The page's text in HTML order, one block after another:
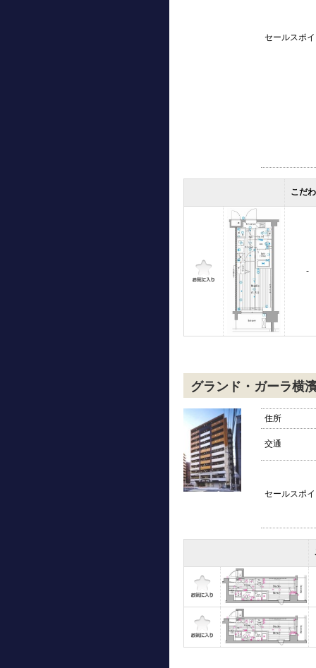
セールスポ
こだ
-
グランド・ガーラ横
住所
交通
セールスポ